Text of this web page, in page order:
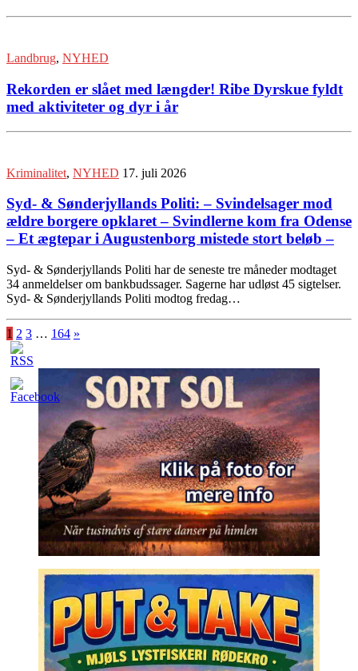
Landbrug, NYHED
Rekorden er slået med længder! Ribe Dyrskue fyldt
med aktiviteter og dyr i år
Kriminalitet, NYHED 17. juli 2026
Syd- & Sønderjyllands Politi: – Svindelsager mod
ældre borgere opklaret – Svindlerne kom fra Odense
– Et ægtepar i Augustenborg mistede stort beløb –
Syd- & Sønderjyllands Politi har de seneste tre måneder modtaget
34 anmeldelser om bankbudssager. Sagerne har udløst 45 sigtelser.
Syd- & Sønderjyllands Politi modtog fredag…
1 2 3 … 164 »